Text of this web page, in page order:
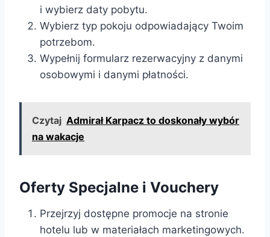
i wybierz daty pobytu.
Wybierz typ pokoju odpowiadający Twoim
potrzebom.
Wypełnij formularz rezerwacyjny z danymi
osobowymi i danymi płatności.
Czytaj Admirał Karpacz to doskonały wybór
na wakacje
Oferty Specjalne i Vouchery
Przejrzyj dostępne promocje na stronie
hotelu lub w materiałach marketingowych.